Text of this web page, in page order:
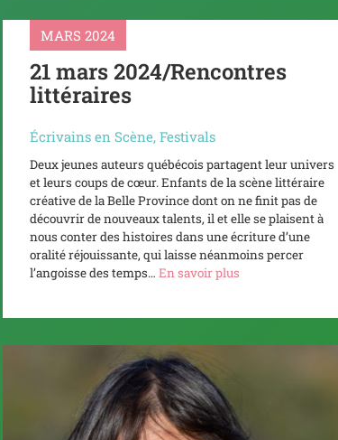
MARS 2024
21 mars 2024/Rencontres
littéraires
Écrivains en Scène, Festivals
Deux jeunes auteurs québécois partagent leur univers
et leurs coups de cœur. Enfants de la scène littéraire
créative de la Belle Province dont on ne finit pas de
découvrir de nouveaux talents, il et elle se plaisent à
nous conter des histoires dans une écriture d’une
oralité réjouissante, qui laisse néanmoins percer
l’angoisse des temps… En savoir plus